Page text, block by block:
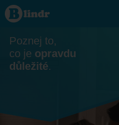
Seznamka
- On
hledá ji
Poznej to,
co je opravdu
důležité.